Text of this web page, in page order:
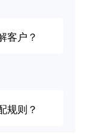
客户？
规则？